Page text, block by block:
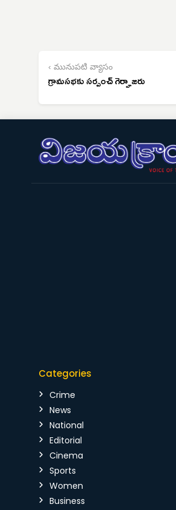
‹ మునుపటి వ్యాసం
గ్రామసభకు సర్పంచ్ గెర్హాజరు
Categories
Crime
News
National
Editorial
Cinema
Sports
Women
Business